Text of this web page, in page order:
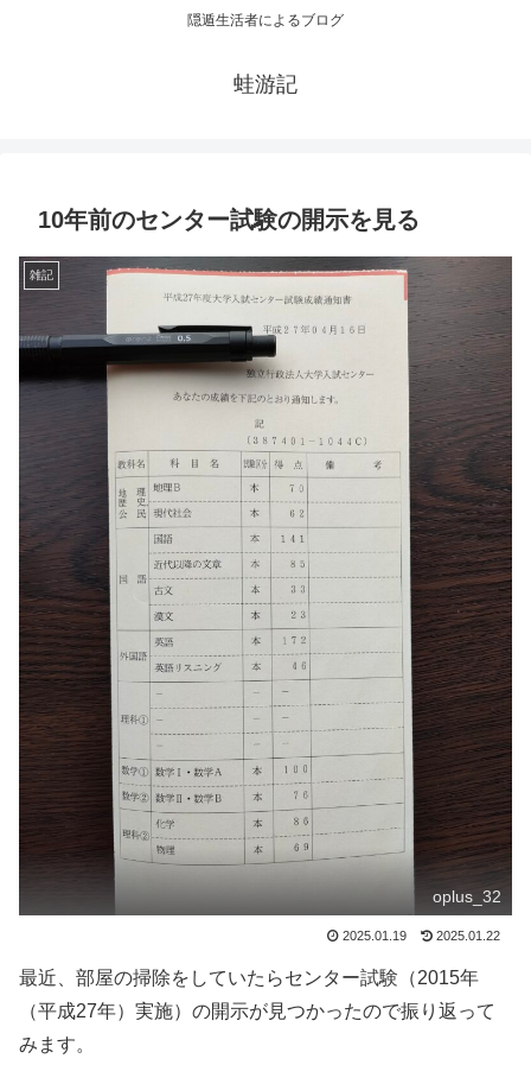
隠遁生活者によるブログ
蛙游記
10年前のセンター試験の開示を見る
雑記
oplus_32
2025.01.19 2025.01.22
最近、部屋の掃除をしていたらセンター試験（2015年
（平成27年）実施）の開示が見つかったので振り返って
みます。